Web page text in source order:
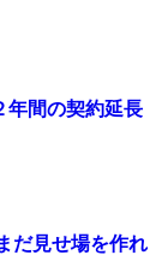
間の契約延長
だ見せ場を作れ